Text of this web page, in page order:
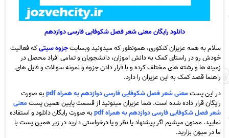
دانلود رایگان معنی شعر فصل شکوفایی فارسی دوازدهم
سلام به همه عزیزان کنکوری، همونطور که میدونید وبسایتجزوه سیتیکه فعالیت
خودش رو در راستای کمک به دانش اموزان، دانشجویان و تمامی افراد محصل در
زمینه ها و رشته های مختلف کرده و با قرار دادن جزوه و نمونه سوالات و فایل های
راهنما قصد کمک به این عزیزان را دارد.
در این پستمعنی شعر فصل شکوفایی فارسی دوازدهم به همراه pdf
به صورت
رایگان قرار داده شده است. شما عزیزان میتونید از قسمت پایین همین پستمعنی
شعر فصل شکوفایی فارسی دوازدهم به همراه pdf
به صورت رایگان دانلود و استفاده
نمایید. ممنون میشیم اگر پیشنهاد یا نظر و یا درخواستی دارید در زیر همین پست با
ما در میون بزارید.